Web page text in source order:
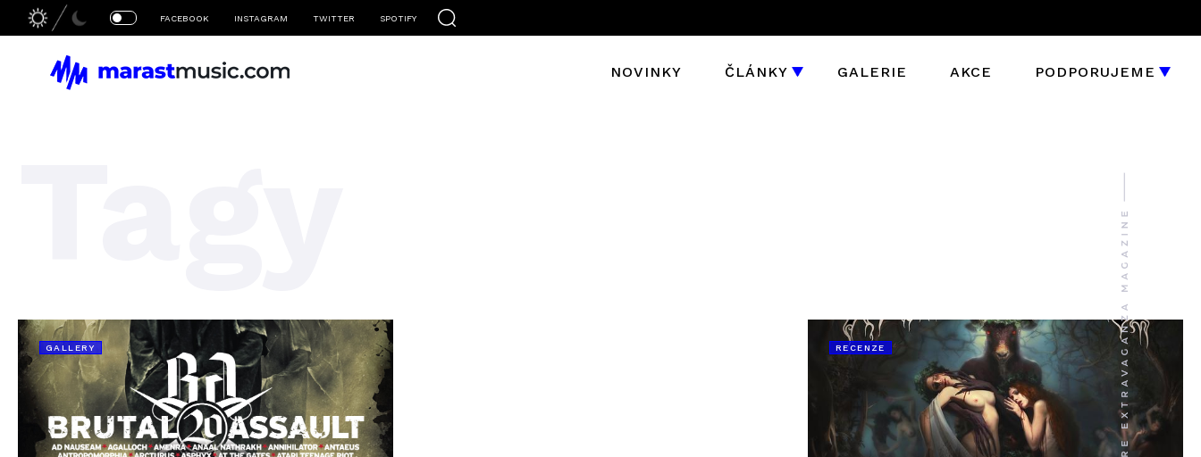
FACEBOOK INSTAGRAM TWITTER SPOTIFY
NOVINKY ČLÁNKY GALERIE AKCE PODPORUJEME
GALLERY RECENZE